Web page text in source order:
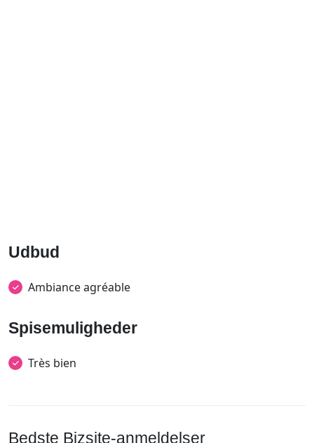
Udbud
Ambiance agréable
Spisemuligheder
Très bien
Bedste Bizsite-anmeldelser